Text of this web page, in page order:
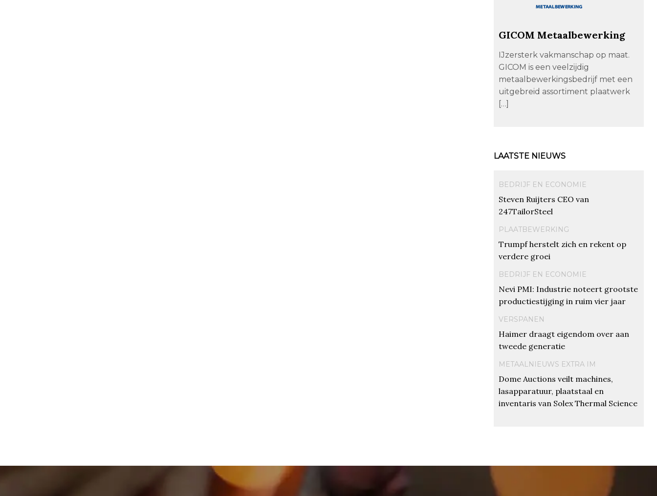
GICOM Metaalbewerking
IJzersterk vakmanschap op maat.
GICOM is een veelzijdig
metaalbewerkingsbedrijf met een
uitgebreid assortiment plaatwerk
[…]
LAATSTE NIEUWS
BEDRIJF EN ECONOMIE
Steven Ruijters CEO van
247TailorSteel
PLAATBEWERKING
Trumpf herstelt zich en rekent op
verdere groei
BEDRIJF EN ECONOMIE
Nevi PMI: Industrie noteert grootste
productiestijging in ruim vier jaar
VERSPANEN
Haimer draagt eigendom over aan
tweede generatie
METAALNIEUWS EXTRA IM
Dome Auctions veilt machines,
lasapparatuur, plaatstaal en
inventaris van Solex Thermal Science